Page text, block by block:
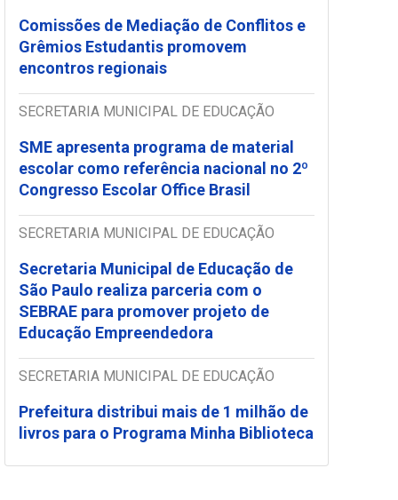
Comissões de Mediação de Conflitos e
Grêmios Estudantis promovem
encontros regionais
SECRETARIA MUNICIPAL DE EDUCAÇÃO
SME apresenta programa de material
escolar como referência nacional no 2º
Congresso Escolar Office Brasil
SECRETARIA MUNICIPAL DE EDUCAÇÃO
Secretaria Municipal de Educação de
São Paulo realiza parceria com o
SEBRAE para promover projeto de
Educação Empreendedora
SECRETARIA MUNICIPAL DE EDUCAÇÃO
Prefeitura distribui mais de 1 milhão de
livros para o Programa Minha Biblioteca